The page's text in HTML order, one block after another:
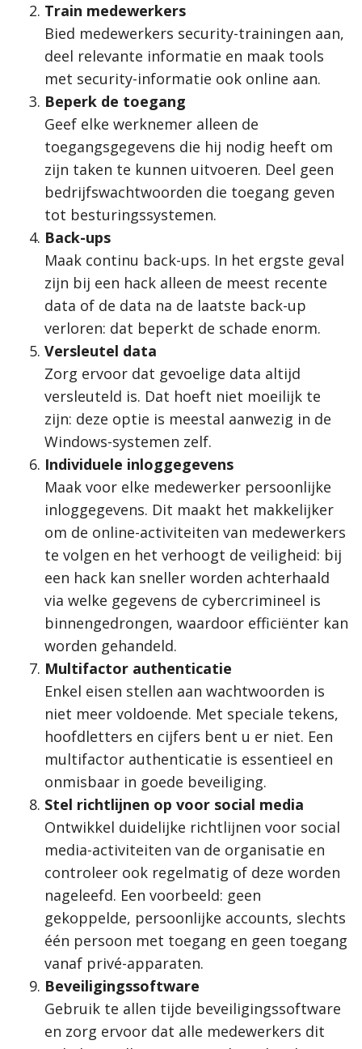
Train medewerkers
Bied medewerkers security-trainingen aan,
deel relevante informatie en maak tools
met security-informatie ook online aan.
Beperk de toegang
Geef elke werknemer alleen de
toegangsgegevens die hij nodig heeft om
zijn taken te kunnen uitvoeren. Deel geen
bedrijfswachtwoorden die toegang geven
tot besturingssystemen.
Back-ups
Maak continu back-ups. In het ergste geval
zijn bij een hack alleen de meest recente
data of de data na de laatste back-up
verloren: dat beperkt de schade enorm.
Versleutel data
Zorg ervoor dat gevoelige data altijd
versleuteld is. Dat hoeft niet moeilijk te
zijn: deze optie is meestal aanwezig in de
Windows-systemen zelf.
Individuele inloggegevens
Maak voor elke medewerker persoonlijke
inloggegevens. Dit maakt het makkelijker
om de online-activiteiten van medewerkers
te volgen en het verhoogt de veiligheid: bij
een hack kan sneller worden achterhaald
via welke gegevens de cybercrimineel is
binnengedrongen, waardoor efficiënter kan
worden gehandeld.
Multifactor authenticatie
Enkel eisen stellen aan wachtwoorden is
niet meer voldoende. Met speciale tekens,
hoofdletters en cijfers bent u er niet. Een
multifactor authenticatie is essentieel en
onmisbaar in goede beveiliging.
Stel richtlijnen op voor social media
Ontwikkel duidelijke richtlijnen voor social
media-activiteiten van de organisatie en
controleer ook regelmatig of deze worden
nageleefd. Een voorbeeld: geen
gekoppelde, persoonlijke accounts, slechts
één persoon met toegang en geen toegang
vanaf privé-apparaten.
Beveiligingssoftware
Gebruik te allen tijde beveiligingssoftware
en zorg ervoor dat alle medewerkers dit